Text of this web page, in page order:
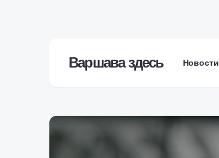
Варшава здесь Новости